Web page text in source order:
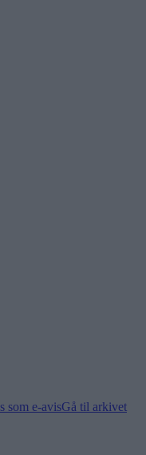
som e-avisGå til arkivet